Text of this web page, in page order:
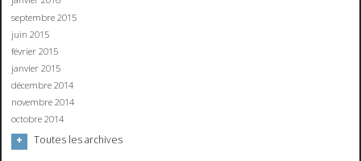
septembre 2015
juin 2015
février 2015
janvier 2015
décembre 2014
novembre 2014
octobre 2014
Toutes les archives